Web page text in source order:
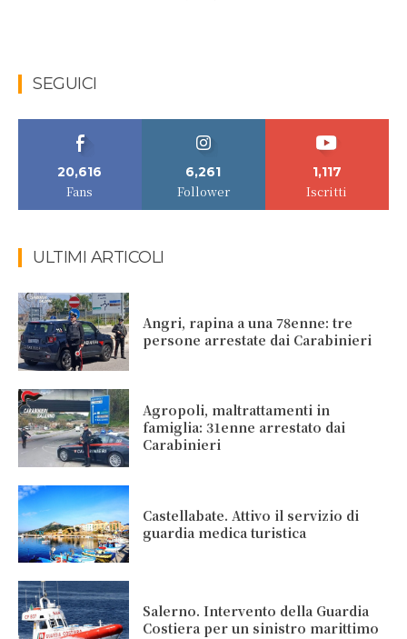
SEGUICI
20,616
Fans
6,261
Follower
1,117
Iscritti
ULTIMI ARTICOLI
Angri, rapina a una 78enne: tre
persone arrestate dai Carabinieri
Agropoli, maltrattamenti in
famiglia: 31enne arrestato dai
Carabinieri
Castellabate. Attivo il servizio di
guardia medica turistica
Salerno. Intervento della Guardia
Costiera per un sinistro marittimo